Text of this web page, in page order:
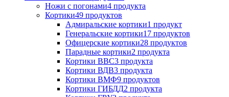
Ножи с погонами4 продукта
Кортики49 продуктов
Адмиральские кортики1 продукт
Генеральские кортики17 продуктов
Офицерские кортики28 продуктов
Парадные кортики2 продукта
Кортики ВВС3 продукта
Кортики ВДВ3 продукта
Кортики ВМФ9 продуктов
Кортики ГИБДД2 продукта